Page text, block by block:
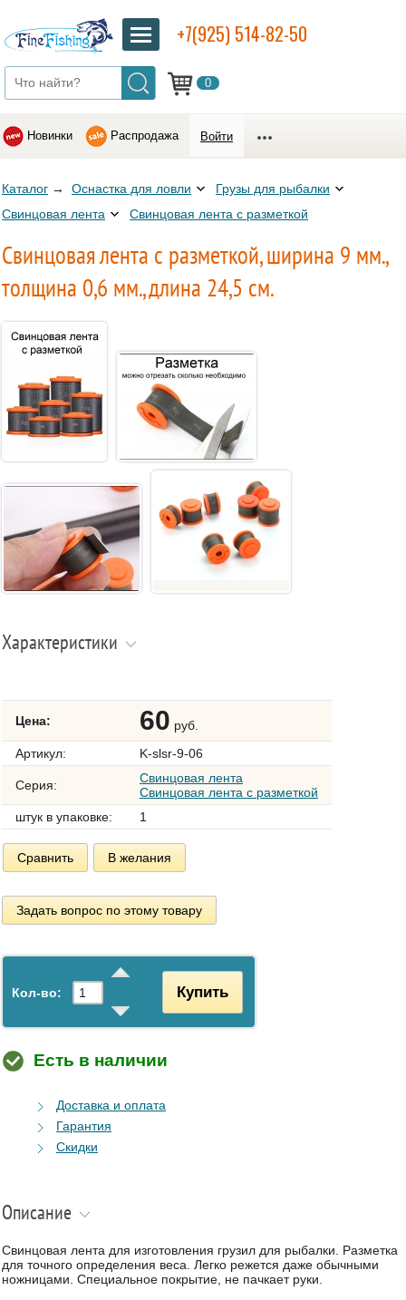
0
+7(925) 514-82-50
Новинки Распродажа Войти
Каталог → Оснастка для ловли
Грузы для рыбалки
Свинцовая лента
Свинцовая лента с разметкой
Свинцовая лента с разметкой, ширина 9 мм.,
толщина 0,6 мм., длина 24,5 см.
Характеристики
Цена: 60 руб.
Артикул:
K-slsr-9-06
Серия:
Свинцовая лента
Свинцовая лента с разметкой
штук в упаковке:
1
Сравнить В желания
Задать вопрос по этому товару
Кол-во: Купить
Есть в наличии
Доставка и оплата
Гарантия
Скидки
Описание
Свинцовая лента для изготовления грузил для рыбалки. Разметка
для точного определения веса. Легко режется даже обычными
ножницами. Специальное покрытие, не пачкает руки.